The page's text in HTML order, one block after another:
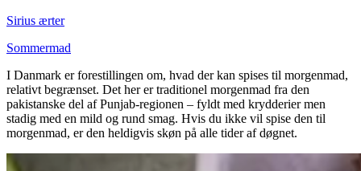
Sirius ærter
Sommermad
I Danmark er forestillingen om, hvad der kan spises til morgenmad,
relativt begrænset. Det her er traditionel morgenmad fra den
pakistanske del af Punjab-regionen – fyldt med krydderier men
stadig med en mild og rund smag. Hvis du ikke vil spise den til
morgenmad, er den heldigvis skøn på alle tider af døgnet.